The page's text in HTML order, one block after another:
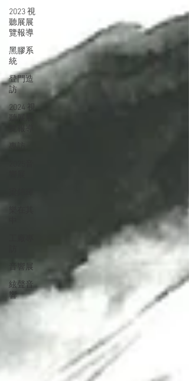
2023 視
聽展展
覽報導
黑膠系
統
登門造
訪
2024 視
聽展展
專訪
音響展
絃聲音
響